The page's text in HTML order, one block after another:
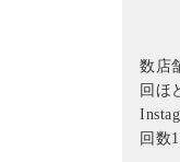
数店
回ほ
回数